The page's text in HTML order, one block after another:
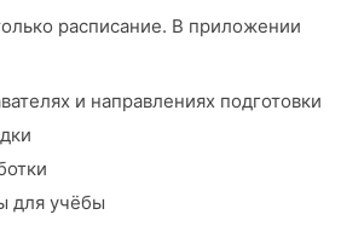
расписание. В приложении
и направлениях подготовки
для учёбы